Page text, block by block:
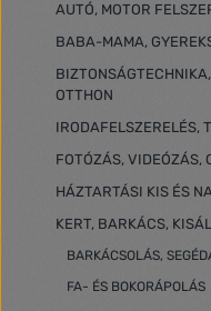
AUTÓ, MOTOR
BABA-MAMA,
OTTHON
IRODAFELSZERELÉS,
FOTÓZÁS, VIDEÓZÁS,
HÁZTARTÁSI KIS ÉS
KERT, BARKÁCS,
BARKÁCSOLÁS,
FA- ÉS BOKORÁPOLÁS